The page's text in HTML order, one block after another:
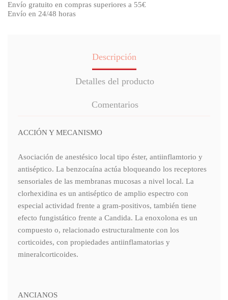
Envío gratuito en compras superiores a 55€
Envío en 24/48 horas
Descripción
Detalles del producto
Comentarios
ACCIÓN Y MECANISMO
Asociación de anestésico local tipo éster, antiinflamtorio y
antiséptico. La benzocaína actúa bloqueando los receptores
sensoriales de las membranas mucosas a nivel local. La
clorhexidina es un antiséptico de amplio espectro con
especial actividad frente a gram-positivos, también tiene
efecto fungistático frente a Candida. La enoxolona es un
compuesto o, relacionado estructuralmente con los
corticoides, con propiedades antiinflamatorias y
mineralcorticoides.
ANCIANOS